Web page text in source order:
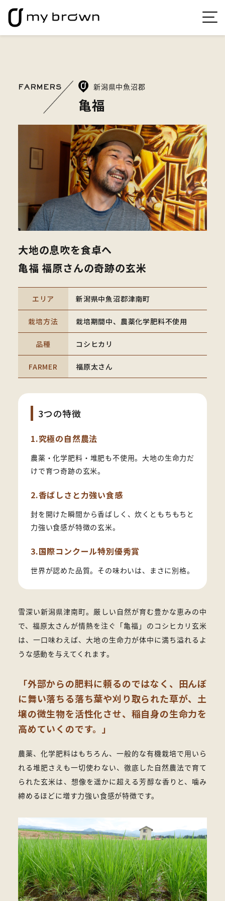
FARMERS 新潟県中魚沼郡
亀福
大地の息吹を食卓へ
亀福 福原さんの奇跡の玄米
エリア 新潟県中魚沼郡津南町
栽培方法 栽培期間中、農薬化学肥料不使用
品種 コシヒカリ
FARMER 福原太さん
3つの特徴
1.究極の自然農法
農薬・化学肥料・堆肥も不使用。大地の生命力だ
けで育つ奇跡の玄米。
2.香ばしさと力強い食感
封を開けた瞬間から香ばしく、炊くともちもちと
力強い食感が特徴の玄米。
3.国際コンクール特別優秀賞
世界が認めた品質。その味わいは、まさに別格。
雪深い新潟県津南町。厳しい自然が育む豊かな恵みの中
で、福原太さんが情熱を注ぐ「亀福」のコシヒカリ玄米
は、一口味わえば、大地の生命力が体中に満ち溢れるよ
うな感動を与えてくれます。
「外部からの肥料に頼るのではなく、田んぼ
に舞い落ちる落ち葉や刈り取られた草が、土
壌の微生物を活性化させ、稲自身の生命力を
高めていくのです。」
農薬、化学肥料はもちろん、一般的な有機栽培で用いら
れる堆肥さえも一切使わない、徹底した自然農法で育て
られた玄米は、想像を遥かに超える芳醇な香りと、噛み
締めるほどに増す力強い食感が特徴です。